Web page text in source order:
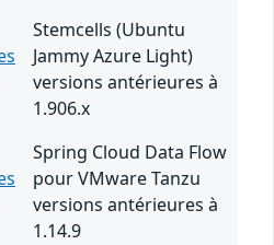
Stemcells (Ubuntu
Jammy Azure Light)
versions antérieures à
1.906.x
Spring Cloud Data Flow
pour VMware Tanzu
versions antérieures à
1.14.9